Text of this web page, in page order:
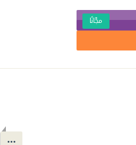
مجّانًا